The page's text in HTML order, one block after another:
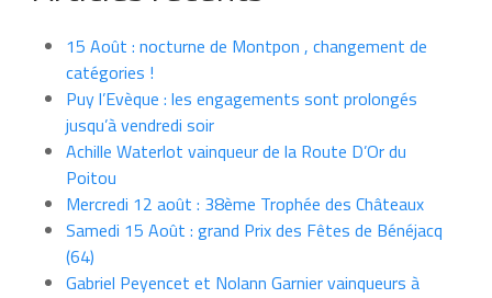
15 Août : nocturne de Montpon , changement de
catégories !
Puy l’Evèque : les engagements sont prolongés
jusqu’à vendredi soir
Achille Waterlot vainqueur de la Route D’Or du
Poitou
Mercredi 12 août : 38ème Trophée des Châteaux
Samedi 15 Août : grand Prix des Fêtes de Bénéjacq
(64)
Gabriel Peyencet et Nolann Garnier vainqueurs à